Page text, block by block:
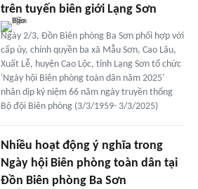
trên tuyến biên giới Lạng Sơn
Ngày 2/3, Đồn Biên phòng Ba Sơn phối hợp với
cấp ủy, chính quyền ba xã Mẫu Sơn, Cao Lâu,
Xuất Lễ, huyện Cao Lộc, tỉnh Lạng Sơn tổ chức
'Ngày hội Biên phòng toàn dân năm 2025'
nhân dịp kỷ niệm 66 năm ngày truyền thống
Bộ đội Biên phòng (3/3/1959- 3/3/2025)
Nhiều hoạt động ý nghĩa trong
Ngày hội Biên phòng toàn dân tại
Đồn Biên phòng Ba Sơn